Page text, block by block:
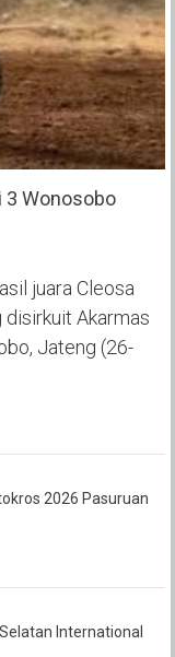
Wonosobo
juara Cleosa
Akarmas
Jateng (26-
2026 Pasuruan
International